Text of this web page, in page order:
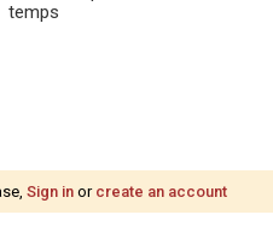
temps
Sign in or create an account